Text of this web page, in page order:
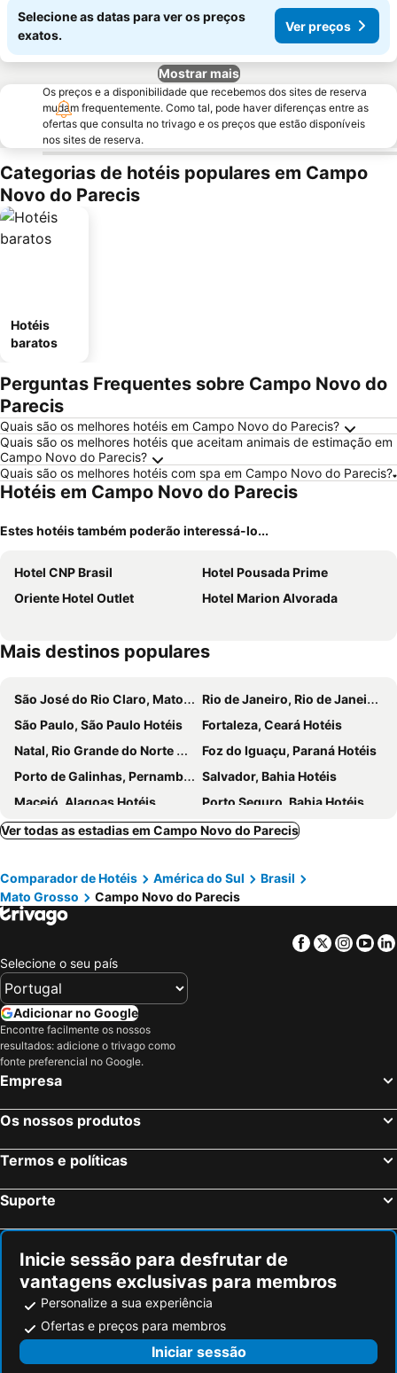
Selecione as datas para ver os preços
exatos.
Ver preços
Mostrar mais
Os preços e a disponibilidade que recebemos dos sites de reserva
mudam frequentemente. Como tal, pode haver diferenças entre as
ofertas que consulta no trivago e os preços que estão disponíveis
nos sites de reserva.
Categorias de hotéis populares em Campo
Novo do Parecis
Hotéis
baratos
Perguntas Frequentes sobre Campo Novo do
Parecis
Quais são os melhores hotéis em Campo Novo do Parecis?
Quais são os melhores hotéis que aceitam animais de estimação em
Campo Novo do Parecis?
Quais são os melhores hotéis com spa em Campo Novo do Parecis?
Hotéis em Campo Novo do Parecis
Estes hotéis também poderão interessá-lo...
Hotel CNP Brasil
Hotel Pousada Prime
Oriente Hotel Outlet
Hotel Marion Alvorada
Mais destinos populares
São José do Rio Claro, Mato Grosso Hotéis
Rio de Janeiro, Rio de Janeiro Hotéis
São Paulo, São Paulo Hotéis
Fortaleza, Ceará Hotéis
Natal, Rio Grande do Norte Hotéis
Foz do Iguaçu, Paraná Hotéis
Porto de Galinhas, Pernambuco Hotéis
Salvador, Bahia Hotéis
Maceió, Alagoas Hotéis
Porto Seguro, Bahia Hotéis
Ver todas as estadias em Campo Novo do Parecis
Comparador de Hotéis América do Sul
Brasil
Mato Grosso
Campo Novo do Parecis
Facebook
Twitter
Selecione o seu país
Adicionar no Google
Encontre facilmente os nossos
resultados: adicione o trivago como
fonte preferencial no Google.
Empresa
Os nossos produtos
Termos e políticas
Suporte
Inicie sessão para desfrutar de
vantagens exclusivas para membros
Personalize a sua experiência
Ofertas e preços para membros
Iniciar sessão